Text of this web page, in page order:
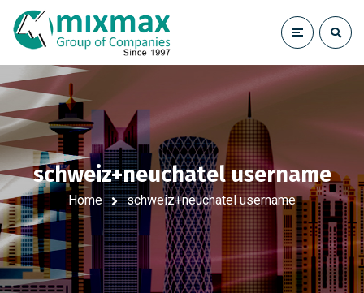
schweiz+neuchatel username
Home schweiz+neuchatel username